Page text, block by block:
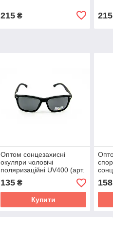
215₴ 215
Оптом сонцезахисні
окуляри чоловічі
поляризаційні UV400 (арт.
p5425) чорний матовий
135₴
Купити
158